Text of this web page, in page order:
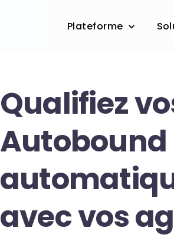
Plateforme
Qualifiez
Autobound
avec vos